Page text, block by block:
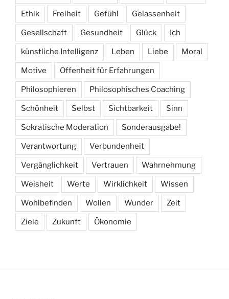
Ethik Freiheit Gefühl Gelassenheit
Gesellschaft Gesundheit Glück Ich
künstliche Intelligenz Leben Liebe Moral
Motive Offenheit für Erfahrungen
Philosophieren Philosophisches Coaching
Schönheit Selbst Sichtbarkeit Sinn
Sokratische Moderation Sonderausgabe!
Verantwortung Verbundenheit
Vergänglichkeit Vertrauen Wahrnehmung
Weisheit Werte Wirklichkeit Wissen
Wohlbefinden Wollen Wunder Zeit
Ziele Zukunft Ökonomie